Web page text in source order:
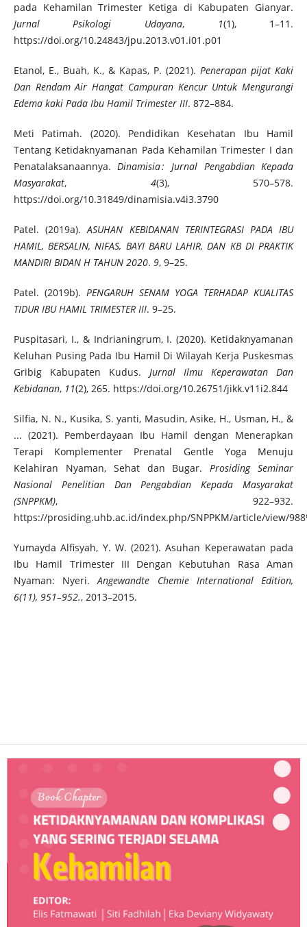
pada Kehamilan Trimester Ketiga di Kabupaten Gianyar.
Jurnal Psikologi Udayana, 1(1), 1–11.
https://doi.org/10.24843/jpu.2013.v01.i01.p01
Etanol, E., Buah, K., & Kapas, P. (2021).Penerapan pijat Kaki
Dan Rendam Air Hangat Campuran Kencur Untuk Mengurangi
Edema kaki Pada Ibu Hamil Trimester III. 872–884.
Meti Patimah. (2020). Pendidikan Kesehatan Ibu Hamil
Tentang Ketidaknyamanan Pada Kehamilan Trimester I dan
Penatalaksanaannya.Dinamisia: Jurnal Pengabdian Kepada
Masyarakat, 4(3), 570–578.
https://doi.org/10.31849/dinamisia.v4i3.3790
Patel. (2019a).ASUHAN KEBIDANAN TERINTEGRASI PADA IBU
HAMIL, BERSALIN, NIFAS, BAYI BARU LAHIR, DAN KB DI PRAKTIK
MANDIRI BIDAN H TAHUN 2020. 9, 9–25.
Patel. (2019b). PENGARUH SENAM YOGA TERHADAP KUALITAS
TIDUR IBU HAMIL TRIMESTER III. 9–25.
Puspitasari, I., & Indrianingrum, I. (2020). Ketidaknyamanan
Keluhan Pusing Pada Ibu Hamil Di Wilayah Kerja Puskesmas
Gribig Kabupaten Kudus. Jurnal Ilmu Keperawatan Dan
Kebidanan, 11(2), 265. https://doi.org/10.26751/jikk.v11i2.844
Silfia, N. N., Kusika, S. yanti, Masudin, Asike, H., Usman, H., &
... (2021). Pemberdayaan Ibu Hamil dengan Menerapkan
Terapi Komplementer Prenatal Gentle Yoga Menuju
Kelahiran Nyaman, Sehat dan Bugar.Prosiding Seminar
Nasional Penelitian Dan Pengabdian Kepada Masyarakat
(SNPPKM), 922–932.
https://prosiding.uhb.ac.id/index.php/SNPPKM/article/view/
Yumayda Alfisyah, Y. W. (2021). Asuhan Keperawatan pada
Ibu Hamil Trimester III Dengan Kebutuhan Rasa Aman
Nyaman: Nyeri.Angewandte Chemie International Edition,
6(11), 951–952., 2013–2015.